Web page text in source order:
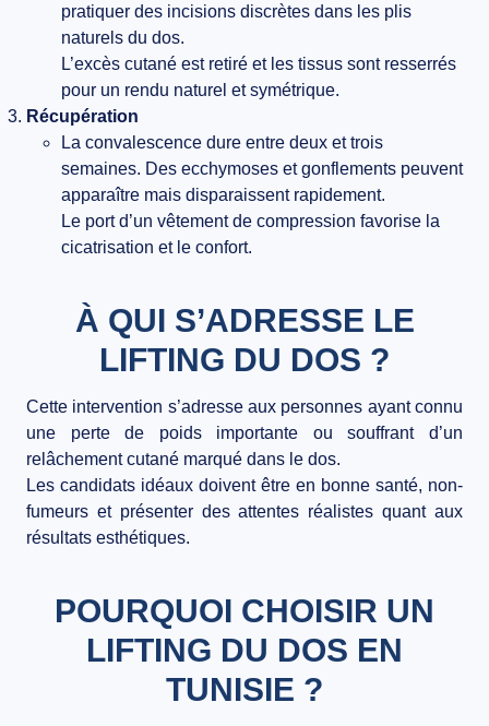
pratiquer des incisions discrètes dans les plis
naturels du dos.
L’excès cutané est retiré et les tissus sont resserrés
pour un rendu naturel et symétrique.
Récupération
La convalescence dure entre deux et trois
semaines. Des ecchymoses et gonflements peuvent
apparaître mais disparaissent rapidement.
Le port d’un vêtement de compression favorise la
cicatrisation et le confort.
À QUI S’ADRESSE LE
LIFTING DU DOS ?
Cette intervention s’adresse aux personnes ayant connu
une perte de poids importante ou souffrant d’un
relâchement cutané marqué dans le dos.
Les candidats idéaux doivent être en bonne santé, non-
fumeurs et présenter des attentes réalistes quant aux
résultats esthétiques.
POURQUOI CHOISIR UN
LIFTING DU DOS EN
TUNISIE ?